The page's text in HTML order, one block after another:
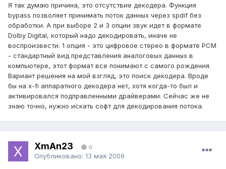
Я так думаю причина, это отсутствие декодера. Функция
bypass позволяет принимать поток данных через spdif без
обработки. А при выборе 2 и 3 опции звук идет в формате
Dolby Digital, который надо декодировать, иначе не
воспроизвести. 1 опция - это цифровое стерео в формате PCM
- стандартный вид представления аналоговых данных в
компьютере, этот формат все понимают с самого рождения.
Вариант решения на мой взгляд, это поиск декодера. Вроде
бы на x-fi аппаратного декодера нет, хотя когда-то был и
активировался подправленными драйверами. Сейчас же не
знаю точно, нужно искать софт для декодирования потока.
XmAn23 0
Опубликовано: 13 мая 2009